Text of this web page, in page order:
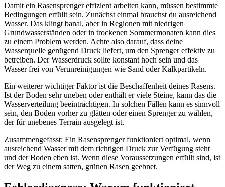
Damit ein Rasensprenger effizient arbeiten kann, müssen bestimmte
Bedingungen erfüllt sein. Zunächst einmal brauchst du ausreichend
Wasser. Das klingt banal, aber in Regionen mit niedrigen
Grundwasserständen oder in trockenen Sommermonaten kann dies
zu einem Problem werden. Achte also darauf, dass deine
Wasserquelle genügend Druck liefert, um den Sprenger effektiv zu
betreiben. Der Wasserdruck sollte konstant hoch sein und das
Wasser frei von Verunreinigungen wie Sand oder Kalkpartikeln.
Ein weiterer wichtiger Faktor ist die Beschaffenheit deines Rasens.
Ist der Boden sehr uneben oder enthält er viele Steine, kann das die
Wasserverteilung beeinträchtigen. In solchen Fällen kann es sinnvoll
sein, den Boden vorher zu glätten oder einen Sprenger zu wählen,
der für unebenes Terrain ausgelegt ist.
Zusammengefasst: Ein Rasensprenger funktioniert optimal, wenn
ausreichend Wasser mit dem richtigen Druck zur Verfügung steht
und der Boden eben ist. Wenn diese Voraussetzungen erfüllt sind, ist
der Weg zu einem satten, grünen Rasen geebnet.